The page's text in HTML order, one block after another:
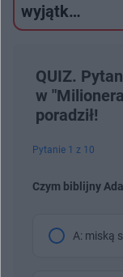
wyjątk…
QUIZ.
w
poradził!
Pytanie 1 z 10
Czym biblijny
A: miską